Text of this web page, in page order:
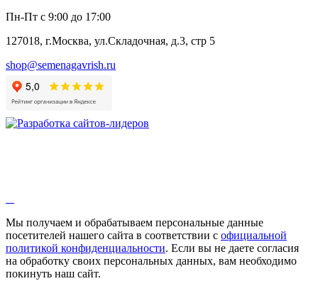
Пн-Пт с 9:00 до 17:00
127018, г.Москва, ул.Складочная, д.3, стр 5
shop@semenagavrish.ru
Мы получаем и обрабатываем персональные данные
посетителей нашего сайта в соответствии с официальной
политикой конфиденциальности. Если вы не даете согласия
на обработку своих персональных данных, вам необходимо
покинуть наш сайт.